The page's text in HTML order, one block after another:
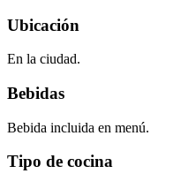
Ubicación
En la ciudad.
Bebidas
Bebida incluida en menú.
Tipo de cocina